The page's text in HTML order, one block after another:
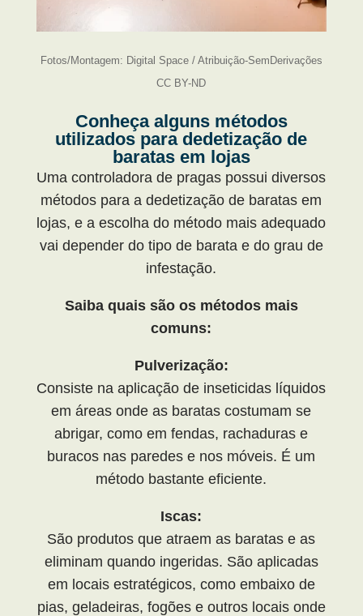
Fotos/Montagem: Digital Space / Atribuição-SemDerivações
CC BY-ND
Conheça alguns métodos
utilizados para dedetização de
baratas em lojas
Uma controladora de pragas possui diversos
métodos para a dedetização de baratas em
lojas, e a escolha do método mais adequado
vai depender do tipo de barata e do grau de
infestação.
Saiba quais são os métodos mais
comuns:
Pulverização:
Consiste na aplicação de inseticidas líquidos
em áreas onde as baratas costumam se
abrigar, como em fendas, rachaduras e
buracos nas paredes e nos móveis. É um
método bastante eficiente.
Iscas:
São produtos que atraem as baratas e as
eliminam quando ingeridas. São aplicadas
em locais estratégicos, como embaixo de
pias, geladeiras, fogões e outros locais onde